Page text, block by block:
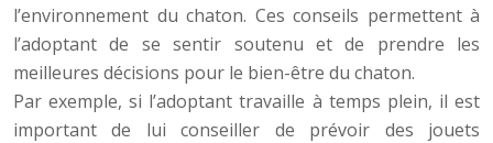
l’environnement du chaton. Ces conseils permettent à
l’adoptant de se sentir soutenu et de prendre les
meilleures décisions pour le bien-être du chaton.
Par exemple, si l’adoptant travaille à temps plein, il est
important de lui conseiller de prévoir des jouets